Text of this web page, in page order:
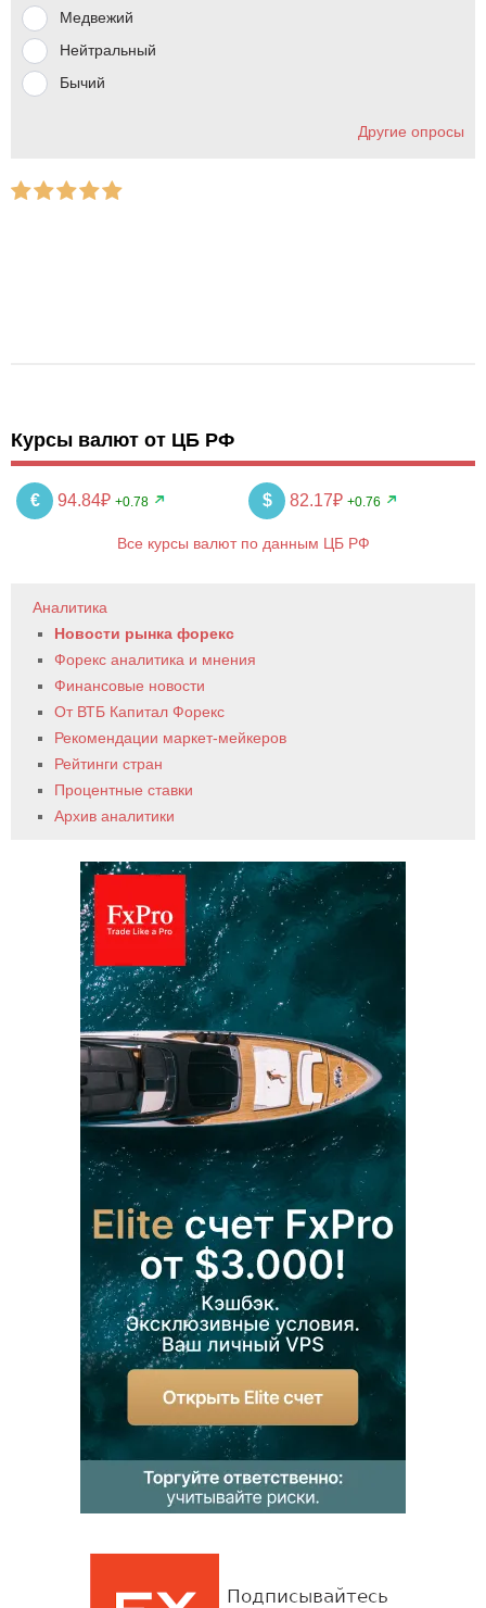
Медвежий
Нейтральный
Бычий
Другие опросы
Курсы валют от ЦБ РФ
€ 94.84₽ +0.78 $ 82.17₽ +0.76
Все курсы валют по данным ЦБ РФ
Аналитика
Новости рынка форекс
Форекс аналитика и мнения
Финансовые новости
От ВТБ Капитал Форекс
Рекомендации маркет-мейкеров
Рейтинги стран
Процентные ставки
Архив аналитики